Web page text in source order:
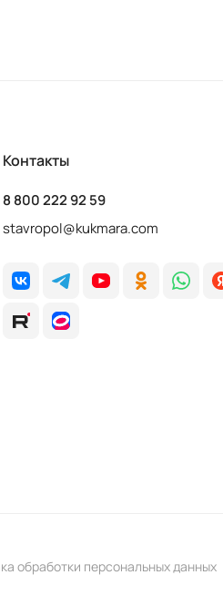
Контакты
8 800 222 92 59
stavropol@kukmara.com
обработки персональных данных